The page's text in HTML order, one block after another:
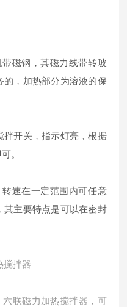
磁钢，其磁力线带转玻
的，加热部分为溶液的保
拌开关，指示灯亮，根据
。
速在一定范围内可任意
其主要特点是可以在密封
搅拌器
六联磁力加热搅拌器，可